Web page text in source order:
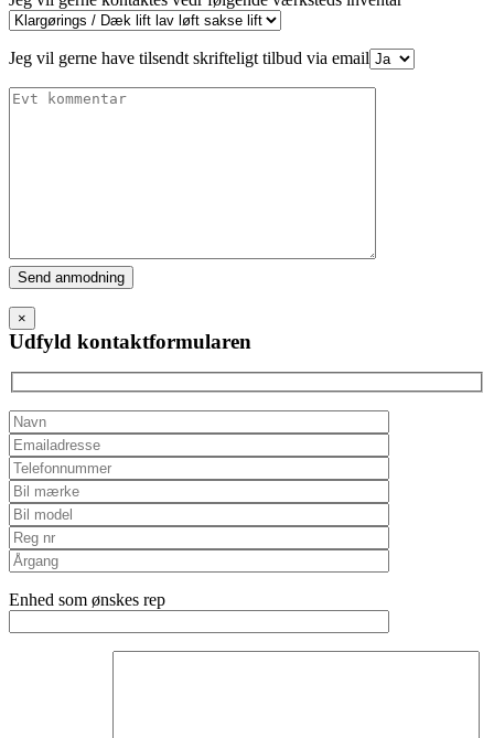
Jeg vil gerne have tilsendt skrifteligt tilbud via email
Please
leave
this
field
empty.
×
Udfyld kontaktformularen
Enhed som ønskes rep